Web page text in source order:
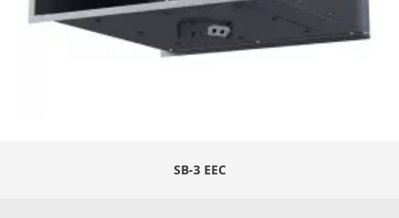
SB-3 EEC